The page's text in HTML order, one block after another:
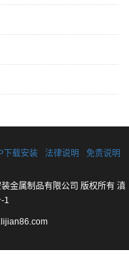
下载安装 法律说明
免责说明
金属制品有限公司 版权所有 滇
1